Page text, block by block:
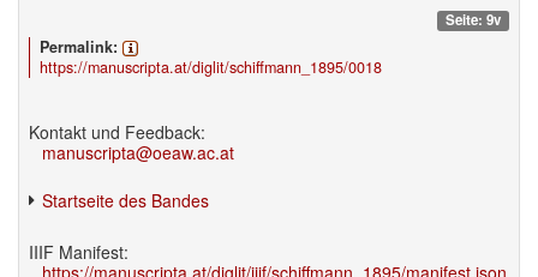
Seite: 9v
Permalink:
https://manuscripta.at/diglit/schiffmann_1895/0018
Kontakt und Feedback:
manuscripta@oeaw.ac.at
Startseite des Bandes
IIIF Manifest:
https://manuscripta.at/diglit/iiif/schiffmann_1895/manifest.json